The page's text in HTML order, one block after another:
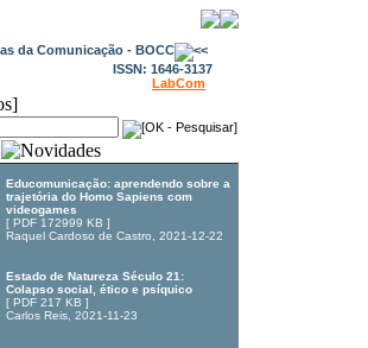
ISSN: 1646-3137
LabCom
Educomunicação: aprendendo sobre a
trajetória do Homo Sapiens com
videogames
[ PDF 172999 KB ]
Raquel Cardoso de Castro , 2021-12-22
Estado de Natureza Século 21:
Colapso social, ético e psíquico
[ PDF 217 KB ]
Carlos Reis , 2021-11-23